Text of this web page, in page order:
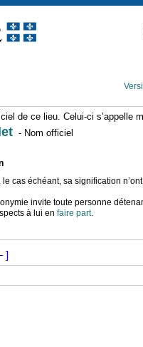
de ce lieu. Celui-ci s’appelle
- Nom officiel
cas échéant, sa signification
invite toute personne
à lui en faire part.
]